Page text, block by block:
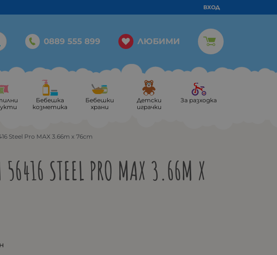
ВХОД
0889 555 899 ЛЮБИМИ
Бебешка
козметика
Бебешки
храни
Детски
играчки
За разходка
Steel Pro MAX 3.66m x 76cm
STEEL PRO MAX 3.66M X